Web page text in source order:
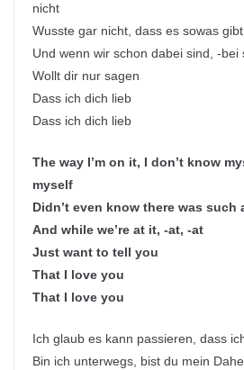
nicht
Wusste gar nicht, dass es sowas gibt
Und wenn wir schon dabei sind, -bei
Wollt dir nur sagen
Dass ich dich lieb
Dass ich dich lieb
The way I’m on it, I don’t know
myself
Didn’t even know there was such
And while we’re at it, -at, -at
Just want to tell you
That I love you
That I love you
Ich glaub es kann passieren, dass
Bin ich unterwegs, bist du mein